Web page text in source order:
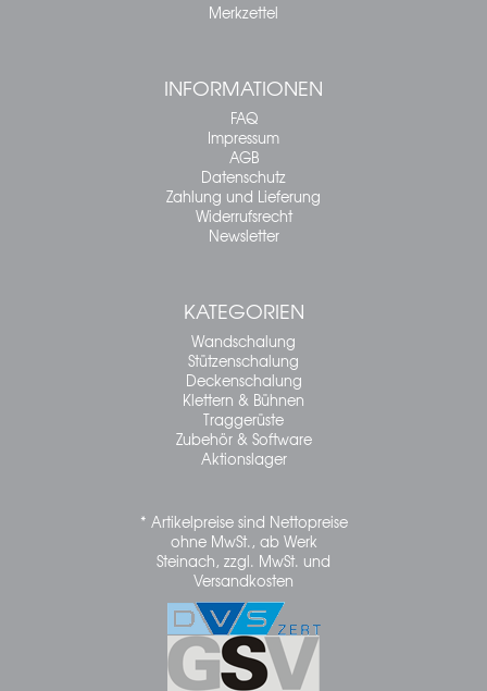
Merkzettel
INFORMATIONEN
FAQ
Impressum
AGB
Datenschutz
Zahlung und Lieferung
Widerrufsrecht
Newsletter
KATEGORIEN
Wandschalung
Stützenschalung
Deckenschalung
Klettern & Bühnen
Traggerüste
Zubehör & Software
Aktionslager
* Artikelpreise sind Nettopreise
ohne MwSt., ab Werk
Steinach, zzgl. MwSt. und
Versandkosten